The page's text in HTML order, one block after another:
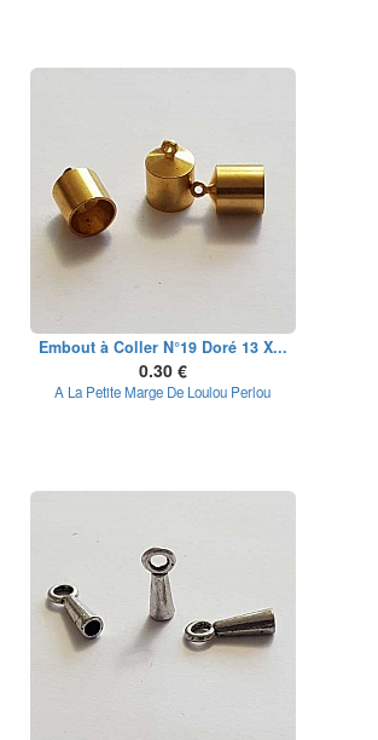
Embout à Coller N°19 Doré 13 X...
0.30 €
A La Petite Marge De Loulou Perlou